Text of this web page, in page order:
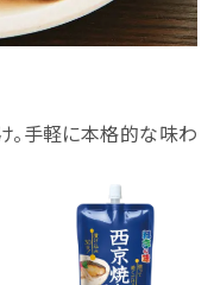
。手軽に本格的な味わ